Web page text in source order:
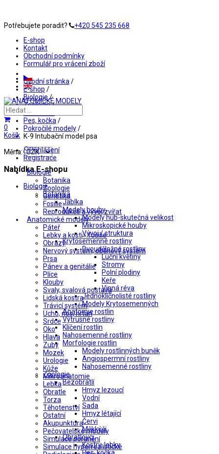
Potřebujete poradit?
+420 545 235 668
E-shop
Kontakt
Obchodní podmínky
Formulář pro vrácení zboží
0
Košík
Přihlášení
Registrace
Biologie
Botanika
Zoologie
Genetika
Fosilie
Reprodukce a vývoj zvířat
Anatomické modely
Páteř
Lebky a kosti - fosilie
Obrazy
Nervový systém, oběhový systém
Prsa
Pánev a genitálie
Plíce
Klouby
Svaly, svalová postava
Lidská kostra
Trávicí systém
Ucho, nos, hrtan
Srdce
Oko
Hlava
Zuby
Mozek
Urologie
Kůže
Mikroanatomie
Lebka
Obratle
Torza
Těhotenství
Ostatní
Akupunktura
Pečovatelské modely
Simulace poranění
Simulace hyperrealistické
Úvodní stránka /
E-shop /
Biologie /
Zoologie/
Obratlovci
Pes, kočka /
Pokročilé modely/
K-9 Intubační model psa
Měna:
Nabídka E-shopu
Biologie
Botanika
Jablka
Modely houby
Modely hub-skutečná velikost
Mikroskopické houby
Vývoj / struktura
Krytosemenné rostliny
Dvouděložné rostliny
Luční květiny
Stromy
Polní plodiny
Keře
Vinná réva
Jednoklíčnolisté rostliny
Modely Krytosemenných
Anatomie rostlin
Výtrusné rostliny
Klíčení rostlin
Nahosemenné rostliny
Morfologie rostlin
Modely rostlinných buněk
Angiospermní rostliny
Nahosemenné rostliny
Zoologie
Bezobratlí
Hmyz lezoucí
Vodní
Sada
Hmyz létající
Červi
Měkkýši
Obratlovci
Kostry, lebky
Pes, kočka